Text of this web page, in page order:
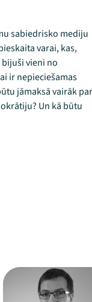
sabiedrisko mediju
varai, kas,
vieni no
ir nepieciešamas
jāmaksā vairāk par
Un kā būtu